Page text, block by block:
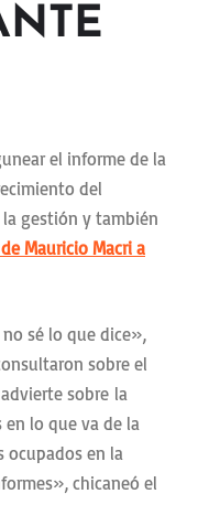
el informe de la
del
la gestión y también
Mauricio Macri a
sé lo que dice»,
sobre el
sobre la
en lo que va de la
ocupados en la
chicaneó el